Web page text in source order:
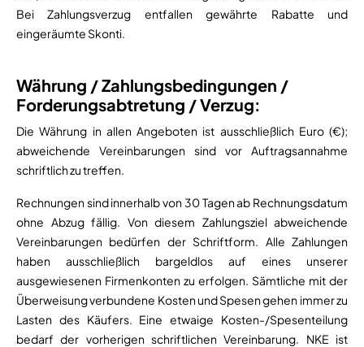
Bei Zahlungsverzug entfallen gewährte Rabatte und
eingeräumte Skonti.
Währung / Zahlungsbedingungen /
Forderungsabtretung / Verzug:
Die Währung in allen Angeboten ist ausschließlich Euro (€);
abweichende Vereinbarungen sind vor Auftragsannahme
schriftlich zu treffen.
Rechnungen sind innerhalb von 30 Tagen ab Rechnungsdatum
ohne Abzug fällig. Von diesem Zahlungsziel abweichende
Vereinbarungen bedürfen der Schriftform. Alle Zahlungen
haben ausschließlich bargeldlos auf eines unserer
ausgewiesenen Firmenkonten zu erfolgen. Sämtliche mit der
Überweisung verbundene Kosten und Spesen gehen immer zu
Lasten des Käufers. Eine etwaige Kosten-/Spesenteilung
bedarf der vorherigen schriftlichen Vereinbarung. NKE ist